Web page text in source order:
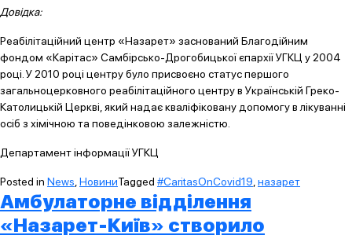
Довідка:
Реабілітаційний центр «Назарет» заснований Благодійним
фондом «Карітас» Самбірсько-Дрогобицької єпархії УГКЦ у 2004
році. У 2010 році центру було присвоєно статус першого
загальноцерковного реабілітаційного центру в Українській Греко-
Католицькій Церкві, який надає кваліфіковану допомогу в лікуванні
осіб з хімічною та поведінковою залежністю.
Департамент інформації УГКЦ
Posted in News НовиниTagged #CaritasOnCovid19 назарет
Амбулаторне відділення
«Назарет-Київ» створило